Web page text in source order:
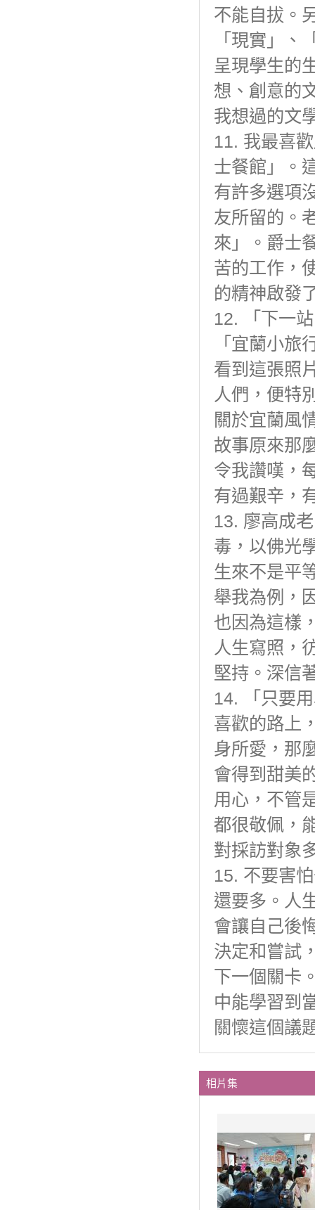
不能自拔。
「現實」
呈現學生的
想、創意的
我想過的文
11. 我最喜
士餐館」。
有許多選項
友所留的。
來」。爵士
苦的工作，
的精神啟發
12. 「下一
「宜蘭小旅
看到這張照
人們，便特
關於宜蘭風
故事原來那
令我讚嘆，
有過艱辛，
13. 廖高成
毒，以佛光
生來不是平
舉我為例，
也因為這樣
人生寫照，
堅持。深信
14. 「只要
喜歡的路上
身所愛，那
會得到甜美
用心，不管
都很敬佩，
對採訪對象
15. 不要害
還要多。人
會讓自己後
決定和嘗試
下一個關卡
中能學習到
關懷這個議
相片集